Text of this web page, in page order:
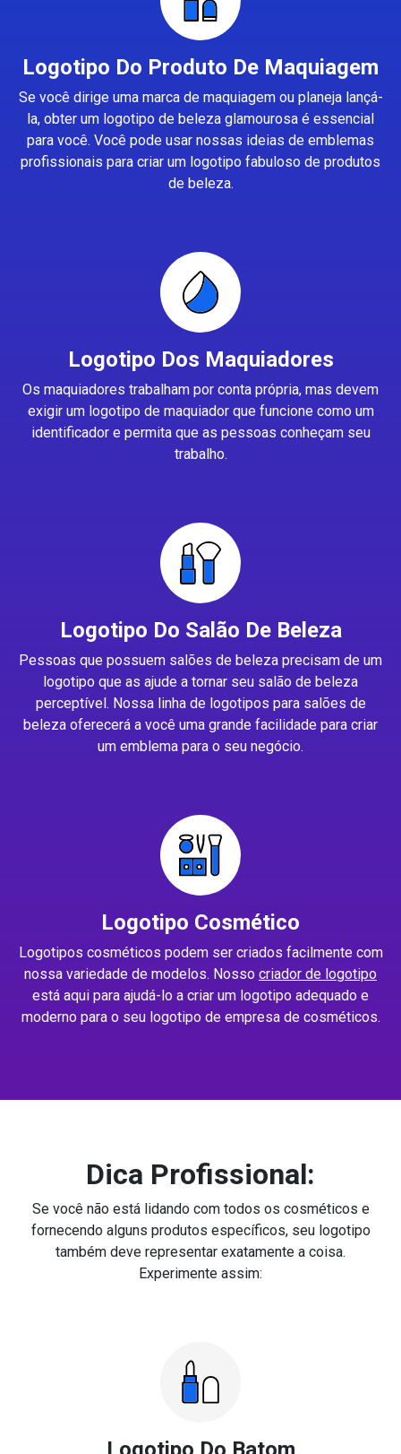
Logotipo Do Produto De Maquiagem
Se você dirige uma marca de maquiagem ou planeja lançá-
la, obter um logotipo de beleza glamourosa é essencial
para você. Você pode usar nossas ideias de emblemas
profissionais para criar um logotipo fabuloso de produtos
de beleza.
Logotipo Dos Maquiadores
Os maquiadores trabalham por conta própria, mas devem
exigir um logotipo de maquiador que funcione como um
identificador e permita que as pessoas conheçam seu
trabalho.
Logotipo Do Salão De Beleza
Pessoas que possuem salões de beleza precisam de um
logotipo que as ajude a tornar seu salão de beleza
perceptível. Nossa linha de logotipos para salões de
beleza oferecerá a você uma grande facilidade para criar
um emblema para o seu negócio.
Logotipo Cosmético
Logotipos cosméticos podem ser criados facilmente com
nossa variedade de modelos. Nosso criador de logotipo
está aqui para ajudá-lo a criar um logotipo adequado e
moderno para o seu logotipo de empresa de cosméticos.
Dica Profissional:
Se você não está lidando com todos os cosméticos e
fornecendo alguns produtos específicos, seu logotipo
também deve representar exatamente a coisa.
Experimente assim: